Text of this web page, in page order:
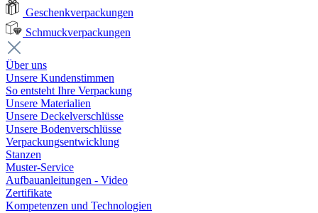
Geschenkverpackungen
Schmuckverpackungen
Über uns
Unsere Kundenstimmen
So entsteht Ihre Verpackung
Unsere Materialien
Unsere Deckelverschlüsse
Unsere Bodenverschlüsse
Verpackungsentwicklung
Stanzen
Muster-Service
Aufbauanleitungen - Video
Zertifikate
Kompetenzen und Technologien